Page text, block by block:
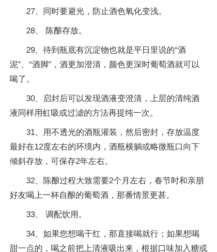
27、同时要避光，防止酒色氧化变浅。
28、 陈酿存放。
29、待到瓶底有沉淀物也就是平日里说的“酒
泥”、“酒脚”，酒更加澄清，颜色更深时葡萄酒就可以
喝了。
30、启封后可以发现酒液变澄清，上层的清纯酒
液同样用虹吸或过滤的方法再提纯一次。
31、用不透光的酒瓶灌装，然后密封，存放温度
最好在12度左右的环境内，酒瓶横躺或略微瓶口向下
倾斜存放，可保存2年左右。
32、陈酿过程大致需要2个月左右，春节时和亲朋
好友喝上一杯自酿的葡萄酒，那番情景更甚。
33、 调配饮用。
34、如果您想喝干红，那直接喝就行；如果想喝
甜一点的，喝之前把上清液吸出来，根据口味加入糖或